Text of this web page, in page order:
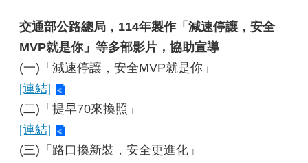
交通部公路總局，114年製作「減速停讓，安全
MVP就是你」等多部影片，協助宣導
(一)「減速停讓，安全MVP就是你」
[連結]
(二)「提早70來換照」
[連結]
(三)「路口換新裝，安全更進化」